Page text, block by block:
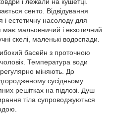
сенто. Відвідування
естетичну насолоду для
має мальовничий і екзотичний
скелі, маленькі водоспади.
басейн з проточною
Температура води
міняють. До
сусідньому
решітках на підлозі. Душ
тіла супроводжуються